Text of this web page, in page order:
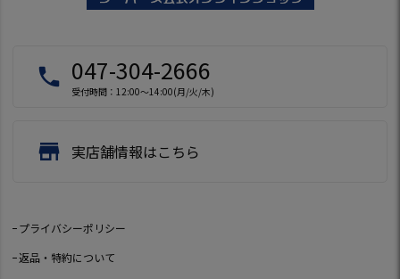
local_phone 047-304-2666
受付時間：12:00～14:00(月/火/木)
store 実店舗情報はこちら
プライバシーポリシー
返品・特約について